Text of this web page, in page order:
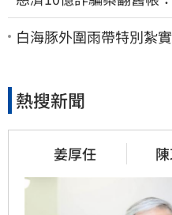
安償還2022政治利息
白海豚外圍雨帶特別紮
熱搜新聞
姜厚任